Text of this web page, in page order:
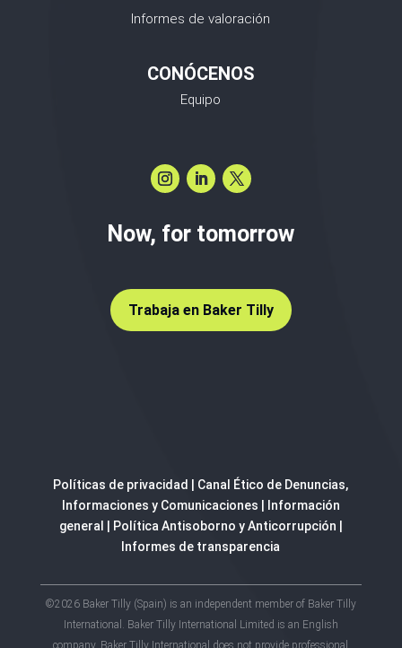
Informes de valoración
CONÓCENOS
Equipo
Now, for tomorrow
Trabaja en Baker Tilly
Políticas de privacidad
Canal Ético de Denuncias,
Informaciones y Comunicaciones
Información
general
Política Antisoborno y Anticorrupción
Informes de transparencia
©2026 Baker Tilly (Spain) is an independent member of Baker Tilly
International. Baker Tilly International Limited is an English
company. Baker Tilly International does not provide professional